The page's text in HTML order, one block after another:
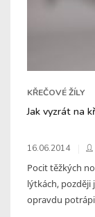
KŘEČOVÉ ŽÍLY
Jak vyzrát na
16.06.2014
Pocit těžkých
lýtkách, později
opravdu